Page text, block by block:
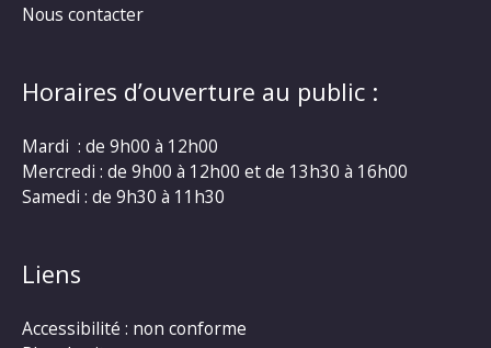
Nous contacter
Horaires d’ouverture au public :
Mardi : de 9h00 à 12h00
Mercredi : de 9h00 à 12h00 et de 13h30 à 16h00
Samedi : de 9h30 à 11h30
Liens
Accessibilité : non conforme